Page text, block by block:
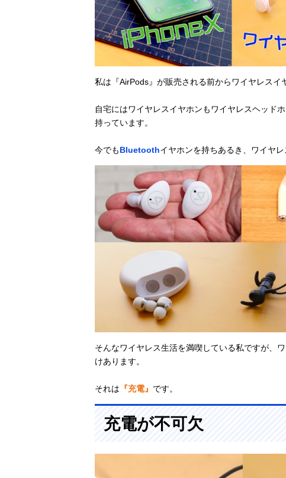
私は『AirPods』が販売される前からワイヤレスイ
自宅にはワイヤレスイヤホンもワイヤレスヘッド
持っています。
今でもBluetoothイヤホンを持ちあるき、ワイヤ
そんなワイヤレス生活を満喫している私ですが、
けあります。
それは 『充電』 です。
充電が不可欠